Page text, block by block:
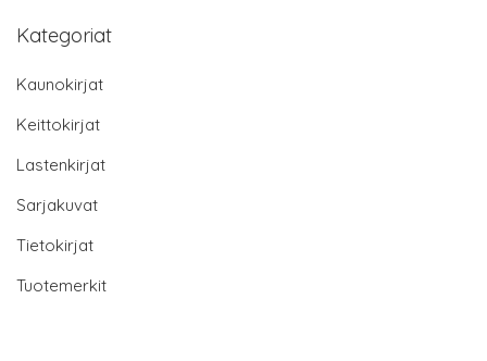
Kategoriat
Kaunokirjat
Keittokirjat
Lastenkirjat
Sarjakuvat
Tietokirjat
Tuotemerkit